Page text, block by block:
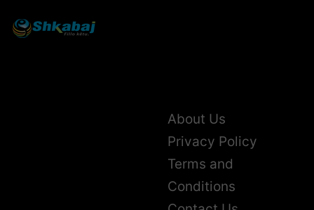
About Us
Privacy Policy
Terms and
Conditions